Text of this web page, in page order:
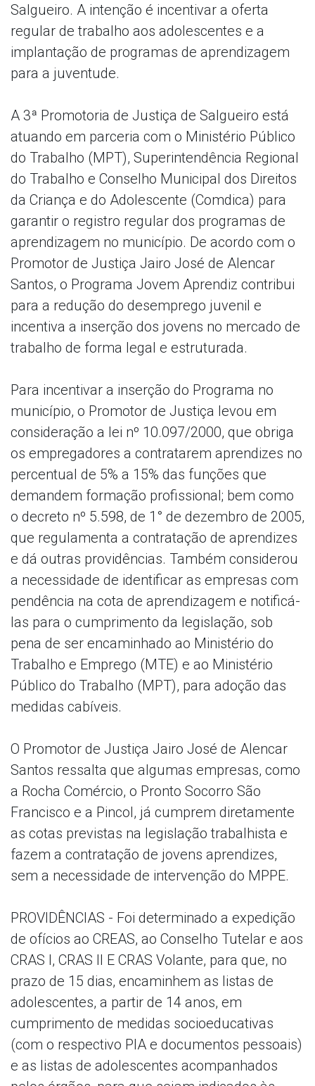
Salgueiro. A intenção é incentivar a oferta
regular de trabalho aos adolescentes e a
implantação de programas de aprendizagem
para a juventude.
A 3ª Promotoria de Justiça de Salgueiro está
atuando em parceria com o Ministério Público
do Trabalho (MPT), Superintendência Regional
do Trabalho e Conselho Municipal dos Direitos
da Criança e do Adolescente (Comdica) para
garantir o registro regular dos programas de
aprendizagem no município. De acordo com o
Promotor de Justiça Jairo José de Alencar
Santos, o Programa Jovem Aprendiz contribui
para a redução do desemprego juvenil e
incentiva a inserção dos jovens no mercado de
trabalho de forma legal e estruturada.
Para incentivar a inserção do Programa no
município, o Promotor de Justiça levou em
consideração a lei nº 10.097/2000, que obriga
os empregadores a contratarem aprendizes no
percentual de 5% a 15% das funções que
demandem formação profissional; bem como
o decreto nº 5.598, de 1° de dezembro de 2005,
que regulamenta a contratação de aprendizes
e dá outras providências. Também considerou
a necessidade de identificar as empresas com
pendência na cota de aprendizagem e notificá-
las para o cumprimento da legislação, sob
pena de ser encaminhado ao Ministério do
Trabalho e Emprego (MTE) e ao Ministério
Público do Trabalho (MPT), para adoção das
medidas cabíveis.
O Promotor de Justiça Jairo José de Alencar
Santos ressalta que algumas empresas, como
a Rocha Comércio, o Pronto Socorro São
Francisco e a Pincol, já cumprem diretamente
as cotas previstas na legislação trabalhista e
fazem a contratação de jovens aprendizes,
sem a necessidade de intervenção do MPPE.
PROVIDÊNCIAS - Foi determinado a expedição
de ofícios ao CREAS, ao Conselho Tutelar e aos
CRAS I, CRAS II E CRAS Volante, para que, no
prazo de 15 dias, encaminhem as listas de
adolescentes, a partir de 14 anos, em
cumprimento de medidas socioeducativas
(com o respectivo PIA e documentos pessoais)
e as listas de adolescentes acompanhados